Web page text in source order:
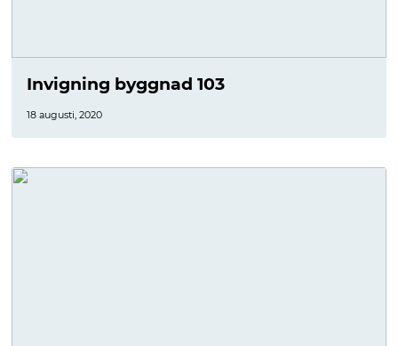
Invigning byggnad 103
18 augusti, 2020